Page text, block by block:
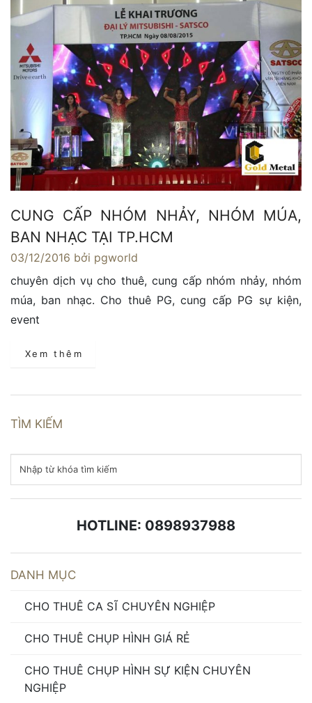
CUNG CẤP NHÓM NHẢY, NHÓM MÚA,
BAN NHẠC TẠI TP.HCM
03/12/2016 bởi pgworld
chuyên dịch vụ cho thuê, cung cấp nhóm nhảy, nhóm
múa, ban nhạc. Cho thuê PG, cung cấp PG sự kiện,
event
Xem thêm
TÌM KIẾM
HOTLINE: 0898937988
DANH MỤC
CHO THUÊ CA SĨ CHUYÊN NGHIỆP
CHO THUÊ CHỤP HÌNH GIÁ RẺ
CHO THUÊ CHỤP HÌNH SỰ KIỆN CHUYÊN
NGHIỆP